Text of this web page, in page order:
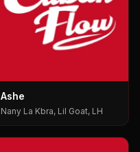
Ashe
Nany La Kbra, Lil Goat, LH